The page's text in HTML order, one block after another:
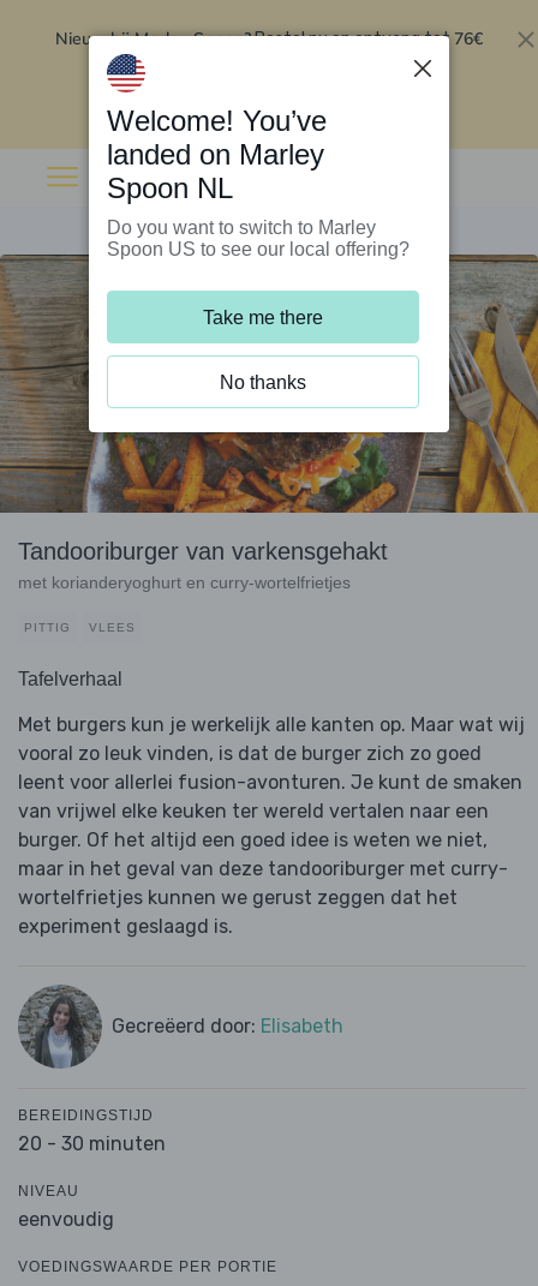
Nieuw bij Marley Spoon?Bestel nu en ontvang tot 76€
Tandooriburger van varkensgehakt
met korianderyoghurt en curry-wortelfrietjes
PITTIG VLEES
Tafelverhaal
Met burgers kun je werkelijk alle kanten op. Maar wat wij
vooral zo leuk vinden, is dat de burger zich zo goed
leent voor allerlei fusion-avonturen. Je kunt de smaken
van vrijwel elke keuken ter wereld vertalen naar een
burger. Of het altijd een goed idee is weten we niet,
maar in het geval van deze tandooriburger met curry-
wortelfrietjes kunnen we gerust zeggen dat het
experiment geslaagd is.
Gecreëerd door: Elisabeth
BEREIDINGSTIJD
20 - 30 minuten
NIVEAU
eenvoudig
VOEDINGSWAARDE PER PORTIE
Welcome! You’ve
landed on Marley
Spoon NL
Do you want to switch to Marley
Spoon US to see our local offering?
Take me there
No thanks